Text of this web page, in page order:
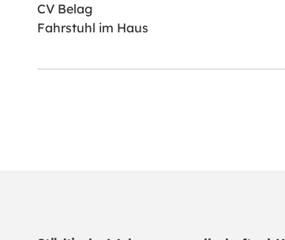
CV Belag
Fahrstuhl im Haus